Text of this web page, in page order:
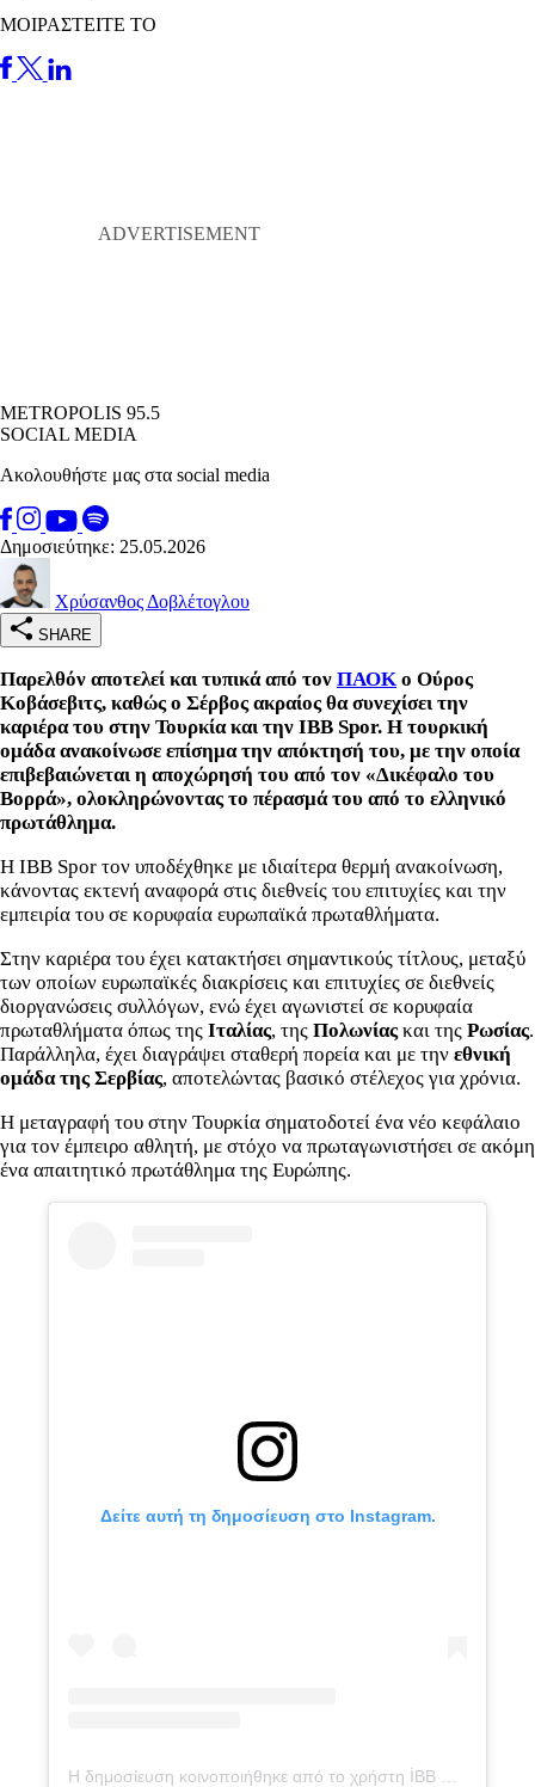
ΜΟΙΡΑΣΤΕΙΤΕ ΤΟ
METROPOLIS 95.5
SOCIAL MEDIA
Ακολουθήστε μας στα social media
Δημοσιεύτηκε: 25.05.2026
Χρύσανθος Δοβλέτογλου
SHARE
Παρελθόν αποτελεί και τυπικά από τον ΠΑΟΚ ο Ούρος
Κοβάσεβιτς, καθώς ο Σέρβος ακραίος θα συνεχίσει την
καριέρα του στην Τουρκία και την IBB Spor. Η τουρκική
ομάδα ανακοίνωσε επίσημα την απόκτησή του, με την οποία
επιβεβαιώνεται η αποχώρησή του από τον «Δικέφαλο του
Βορρά», ολοκληρώνοντας το πέρασμά του από το ελληνικό
πρωτάθλημα.
Η IBB Spor τον υποδέχθηκε με ιδιαίτερα θερμή ανακοίνωση,
κάνοντας εκτενή αναφορά στις διεθνείς του επιτυχίες και την
εμπειρία του σε κορυφαία ευρωπαϊκά πρωταθλήματα.
Στην καριέρα του έχει κατακτήσει σημαντικούς τίτλους, μεταξύ
των οποίων ευρωπαϊκές διακρίσεις και επιτυχίες σε διεθνείς
διοργανώσεις συλλόγων, ενώ έχει αγωνιστεί σε κορυφαία
πρωταθλήματα όπως της Ιταλίας, της Πολωνίαςκαι της Ρωσίας.
Παράλληλα, έχει διαγράψει σταθερή πορεία και με την εθνική
ομάδα της Σερβίας, αποτελώντας βασικό στέλεχος για χρόνια.
Η μεταγραφή του στην Τουρκία σηματοδοτεί ένα νέο κεφάλαιο
για τον έμπειρο αθλητή, με στόχο να πρωταγωνιστήσει σε ακόμη
ένα απαιτητικό πρωτάθλημα της Ευρώπης.
Δείτε αυτή τη δημοσίευση στο Instagram.